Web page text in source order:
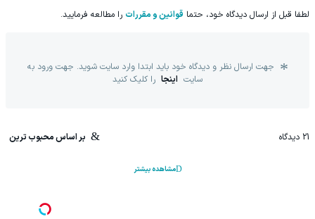
لطفا قبل از ارسال دیدگاه خود، حتما قوانین و مقررات را مطالعه فرمایید.
جهت ارسال نظر و دیدگاه خود باید ابتدا وارد سایت شوید. جهت ورود به
سایت اینجا را کلیک کنید
21 دیدگاه بر اساس محبوب ترین
مشاهده بیشتر